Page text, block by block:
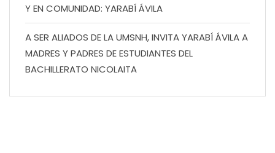
Y EN COMUNIDAD: YARABÍ ÁVILA
A SER ALIADOS DE LA UMSNH, INVITA YARABÍ ÁVILA A
MADRES Y PADRES DE ESTUDIANTES DEL
BACHILLERATO NICOLAITA